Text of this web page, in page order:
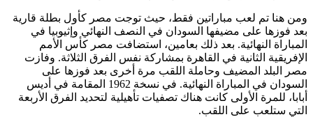
ومن هنا تم لعب مباراتين فقط، حيث توجت مصر كأول بطلة قارية
بعد فوزها على مضيفها السودان في النصف النهائي وإثيوبيا في
المباراة النهائية. بعد ذلك بعامين، استضافت مصر كأس الأمم
الإفريقية الثانية في القاهرة بمشاركة نفس الفرق الثلاثة. وفازت
مصر البلد المضيف وحاملة اللقب مرة أخرى بعد فوزها على
السودان في المباراة النهائية. في نسخة 1962 المقامة في أديس
أبابا، للمرة الأولى كانت هناك تصفيات تأهيلية لتحديد الفرق الأربعة
التي ستلعب على اللقب.